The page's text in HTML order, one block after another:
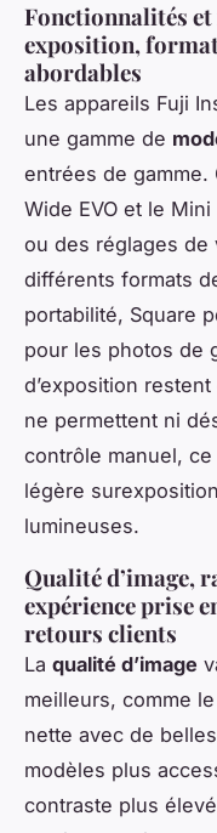
Fonctionnalités
exposition,
abordables
Les appareils Fuji
une gamme de
entrées de gamme.
Wide EVO et le
ou des réglages de
différents formats
portabilité, Square
pour les photos de
d’exposition
ne permettent ni
contrôle manuel,
légère
lumineuses.
Qualité d’image,
expérience prise
retours clients
La qualité d’image
meilleurs, comme
nette avec de
modèles plus
contraste plus